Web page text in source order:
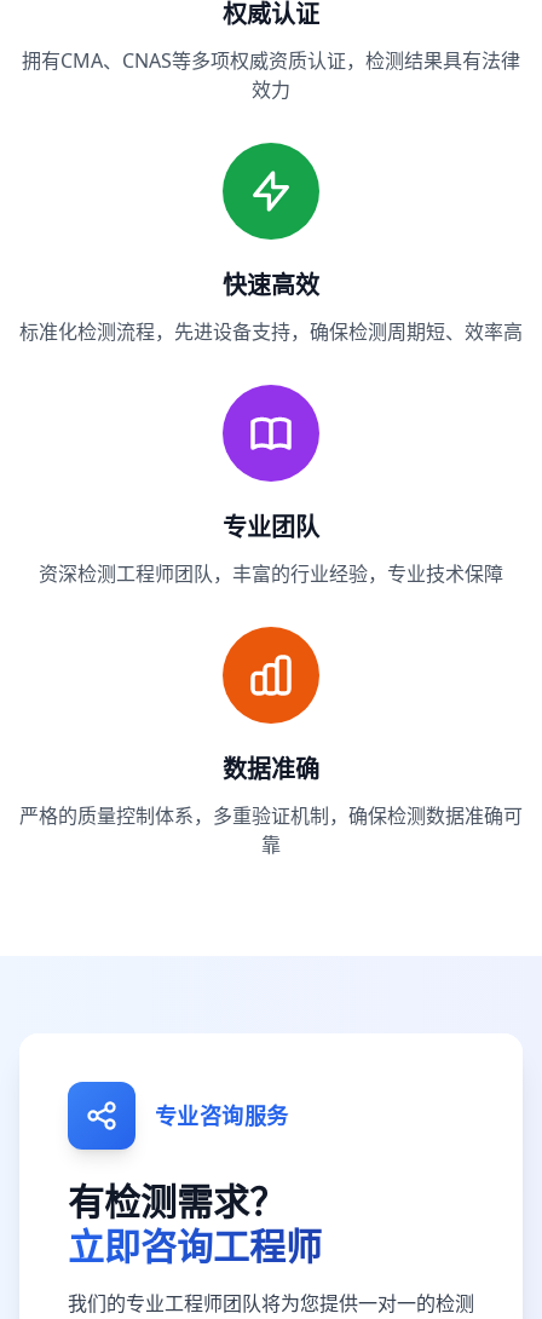
权威认证
拥有CMA、CNAS等多项权威资质认证，检测结果具有法律
效力
快速高效
标准化检测流程，先进设备支持，确保检测周期短、效率高
专业团队
资深检测工程师团队，丰富的行业经验，专业技术保障
数据准确
严格的质量控制体系，多重验证机制，确保检测数据准确可
靠
专业咨询服务
有检测需求？
立即咨询工程师
我们的专业工程师团队将为您提供一对一的检测